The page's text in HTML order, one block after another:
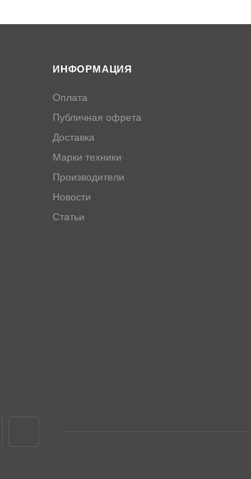
ИНФОРМАЦИЯ
Оплата
Публичная офрета
Доставка
Марки техники
Производители
Новости
Статьи